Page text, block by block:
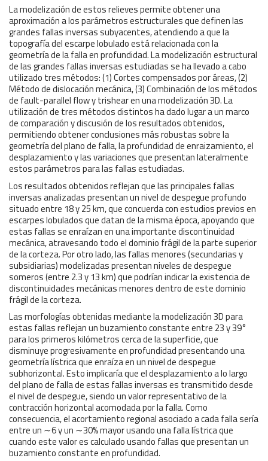
La modelización de estos relieves permite obtener una
aproximación a los parámetros estructurales que definen las
grandes fallas inversas subyacentes, atendiendo a que la
topografía del escarpe lobulado está relacionada con la
geometría de la falla en profundidad. La modelización estructural
de las grandes fallas inversas estudiadas se ha llevado a cabo
utilizado tres métodos: (1) Cortes compensados por áreas, (2)
Método de dislocación mecánica, (3) Combinación de los métodos
de fault-parallel flow y trishear en una modelización 3D. La
utilización de tres métodos distintos ha dado lugar a un marco
de comparación y discusión de los resultados obtenidos,
permitiendo obtener conclusiones más robustas sobre la
geometría del plano de falla, la profundidad de enraizamiento, el
desplazamiento y las variaciones que presentan lateralmente
estos parámetros para las fallas estudiadas.
Los resultados obtenidos reflejan que las principales fallas
inversas analizadas presentan un nivel de despegue profundo
situado entre 18 y 25 km, que concuerda con estudios previos en
escarpes lobulados que datan de la misma época, apoyando que
estas fallas se enraízan en una importante discontinuidad
mecánica, atravesando todo el dominio frágil de la parte superior
de la corteza. Por otro lado, las fallas menores (secundarias y
subsidiarias) modelizadas presentan niveles de despegue
someros (entre 2.3 y 13 km) que podrían indicar la existencia de
discontinuidades mecánicas menores dentro de este dominio
frágil de la corteza.
Las morfologías obtenidas mediante la modelización 3D para
estas fallas reflejan un buzamiento constante entre 23 y 39°
para los primeros kilómetros cerca de la superficie, que
disminuye progresivamente en profundidad presentando una
geometría lístrica que enraíza en un nivel de despegue
subhorizontal. Esto implicaría que el desplazamiento a lo largo
del plano de falla de estas fallas inversas es transmitido desde
el nivel de despegue, siendo un valor representativo de la
contracción horizontal acomodada por la falla. Como
consecuencia, el acortamiento regional asociado a cada falla sería
entre un ∼6 y un ∼30% mayor usando una falla lístrica que
cuando este valor es calculado usando fallas que presentan un
buzamiento constante en profundidad.